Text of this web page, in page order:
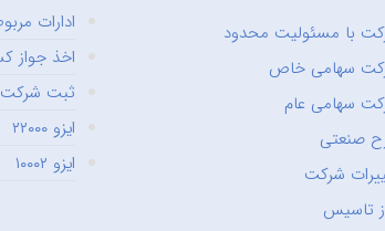
با مسئولیت محدود
سهامی خاص
سهامی عام
صنعتی
شرکت
تاسیس
ادارات
اخذ جواز
ثبت شرکت
ایزو ۲۲۰۰۰
ایزو ۱۰۰۰۲